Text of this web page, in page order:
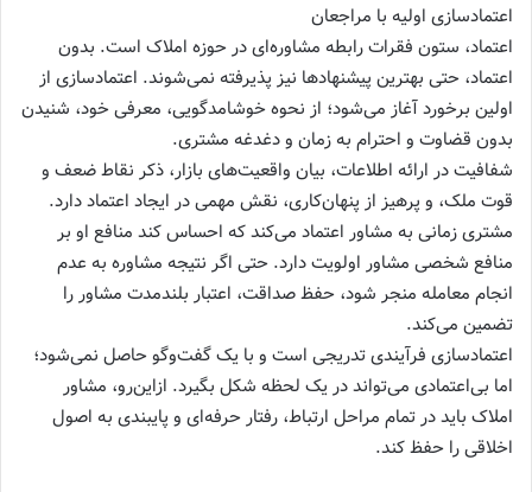
اعتمادسازی اولیه با مراجعان
اعتماد، ستون فقرات رابطه مشاوره‌ای در حوزه املاک است. بدون
اعتماد، حتی بهترین پیشنهادها نیز پذیرفته نمی‌شوند. اعتمادسازی از
اولین برخورد آغاز می‌شود؛ از نحوه خوشامدگویی، معرفی خود، شنیدن
بدون قضاوت و احترام به زمان و دغدغه مشتری.
شفافیت در ارائه اطلاعات، بیان واقعیت‌های بازار، ذکر نقاط ضعف و
قوت ملک، و پرهیز از پنهان‌کاری، نقش مهمی در ایجاد اعتماد دارد.
مشتری زمانی به مشاور اعتماد می‌کند که احساس کند منافع او بر
منافع شخصی مشاور اولویت دارد. حتی اگر نتیجه مشاوره به عدم
انجام معامله منجر شود، حفظ صداقت، اعتبار بلندمدت مشاور را
تضمین می‌کند.
اعتمادسازی فرآیندی تدریجی است و با یک گفت‌وگو حاصل نمی‌شود؛
اما بی‌اعتمادی می‌تواند در یک لحظه شکل بگیرد. ازاین‌رو، مشاور
املاک باید در تمام مراحل ارتباط، رفتار حرفه‌ای و پایبندی به اصول
اخلاقی را حفظ کند.